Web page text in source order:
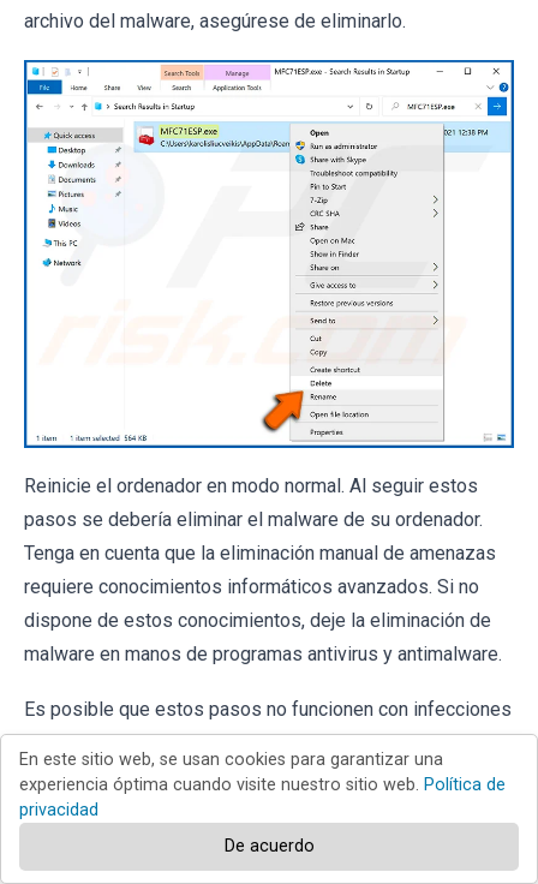
archivo del malware, asegúrese de eliminarlo.
Reinicie el ordenador en modo normal. Al seguir estos
pasos se debería eliminar el malware de su ordenador.
Tenga en cuenta que la eliminación manual de amenazas
requiere conocimientos informáticos avanzados. Si no
dispone de estos conocimientos, deje la eliminación de
malware en manos de programas antivirus y antimalware.
Es posible que estos pasos no funcionen con infecciones
avanzadas de malware. Como siempre, es mejor prevenir
la infección que intentar eliminar el malware más tarde.
Para mantener el ordenador seguro, instale las últimas
actualizaciones del sistema operativo y utilice software
antivirus. Para asegurarse de que su ordenador está libre
En este sitio web, se usan cookies para garantizar una
experiencia óptima cuando visite nuestro sitio web. Política de
privacidad
De acuerdo